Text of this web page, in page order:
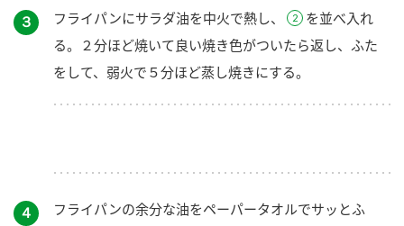
３ フライパンにサラダ油を中火で熱し、
を並べ入れ
る。２分ほど焼いて良い焼き色がついたら返し、ふた
をして、弱火で５分ほど蒸し焼きにする。
４
フライパンの余分な油をペーパータオルでサッとふ